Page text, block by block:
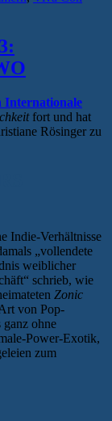
Internationale
fort und hat
Rösinger zu
Indie-Verhältnisse
„vollendete
weiblicher
schrieb, wie
Zonic
von Pop-
ganz ohne
Power-Exotik,
zum